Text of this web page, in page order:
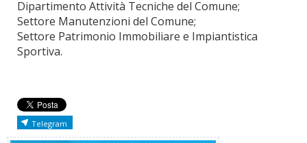
Dipartimento Attività Tecniche del Comune;
Settore Manutenzioni del Comune;
Settore Patrimonio Immobiliare e Impiantistica
Sportiva.
Telegram